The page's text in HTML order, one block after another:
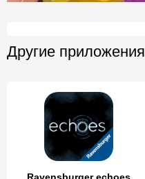
Другие приложения